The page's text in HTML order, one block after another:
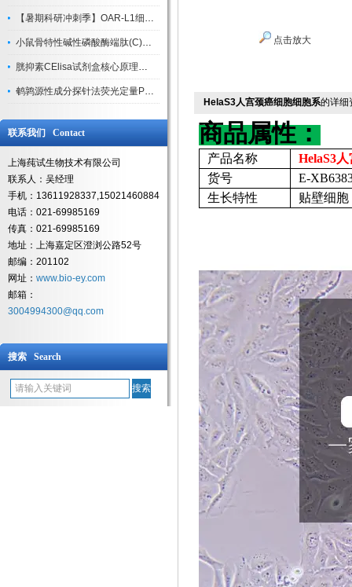
【暑期科研冲刺季】OAR-L1细胞专用培养基特惠，助力实验高效突破
小鼠骨特性碱性磷酸酶端肽(C)elisa试剂盒大促，骨科研人速囤
胱抑素CElisa试剂盒核心原理、产品特性与全流程操作规范详解
鹌鹑源性成分探针法荧光定量PCR试剂盒特惠来袭
联系我们 Contact
上海莼试生物技术有限公司
联系人：吴经理
手机：13611928337,15021460884
电话：021-69985169
传真：021-69985169
地址：上海嘉定区澄浏公路52号
邮编：201102
网址： www.bio-ey.com
邮箱：
3004994300@qq.com
搜索 Search
点击放大
HelaS3人宫颈癌细胞细胞系的详细
商品属性：
产品名称
HelaS3
货号
E-
生长特性
贴壁细胞